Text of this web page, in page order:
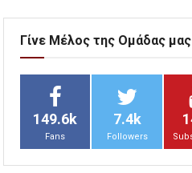
Γίνε Μέλος της Ομάδας μας
149.6k
Fans
7.4k
Followers